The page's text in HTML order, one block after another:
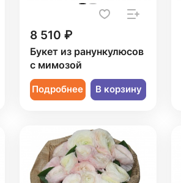
8 510 ₽
Букет из ранункулюсов
с мимозой
Подробнее В корзину